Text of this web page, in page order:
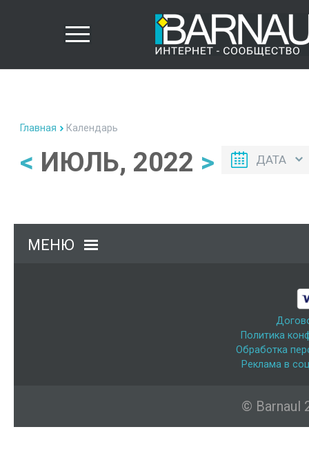
Главная Календарь
< ИЮЛЬ, 2022 > ДАТА
МЕНЮ
Политика
Обработка
Реклама в
© Barnaul